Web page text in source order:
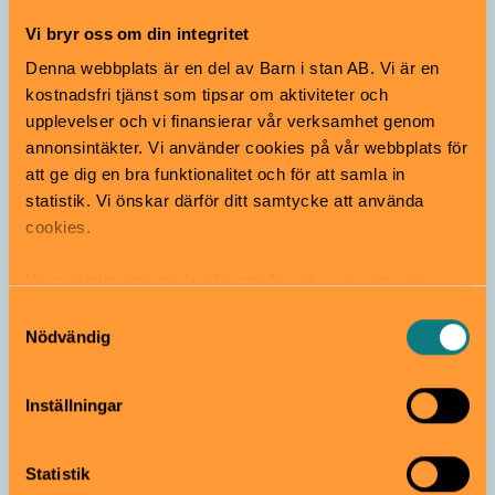
Vi bryr oss om din integritet
Denna webbplats är en del av Barn i stan AB. Vi är en
kostnadsfri tjänst som tipsar om aktiviteter och
upplevelser och vi finansierar vår verksamhet genom
annonsintäkter. Vi använder cookies på vår webbplats för
att ge dig en bra funktionalitet och för att samla in
statistik. Vi önskar därför ditt samtycke att använda
cookies.
samt tillhandahålla funktioner för sociala medier. Vi
vidarebefordrar även sådana identifierare och annan
information från din enhet till de sociala medier och
annons- och analysföretag som vi samarbetar med.
information som du har tillhandahållit eller som de har
Nödvändig
Inställningar
Statistik
Stitch Head. Engelskt tal, otextad, 91